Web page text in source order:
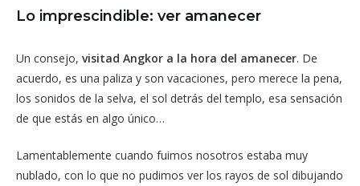
Lo imprescindible: ver amanecer
Un consejo, visitad Angkor a la hora del amanecer. De
acuerdo, es una paliza y son vacaciones, pero merece la pena,
los sonidos de la selva, el sol detrás del templo, esa sensación
de que estás en algo único…
Lamentablemente cuando fuimos nosotros estaba muy
nublado, con lo que no pudimos ver los rayos de sol dibujando